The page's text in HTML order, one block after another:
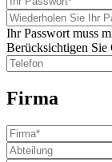
Ihr Passwort muss
Berücksichtigen
Firma